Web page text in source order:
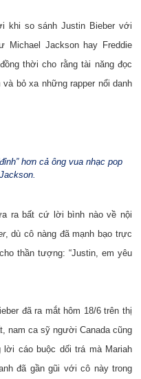
khi so sánh Justin Bieber với
Michael Jackson hay Freddie
thời cho rằng tài năng đọc
bỏ xa những rapper nổi danh
hơn cả ông vua nhạc pop
ra bất cứ lời bình nào về nội
, dù cô nàng đã mạnh bạo trực
thần tượng: “Justin, em yêu
đã ra mắt hôm 18/6 trên thị
nam ca sỹ người Canada cũng
cáo buộc dối trá mà Mariah
đã gần gũi với cô này trong